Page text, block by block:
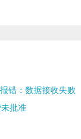
错：数据接收失败
批准